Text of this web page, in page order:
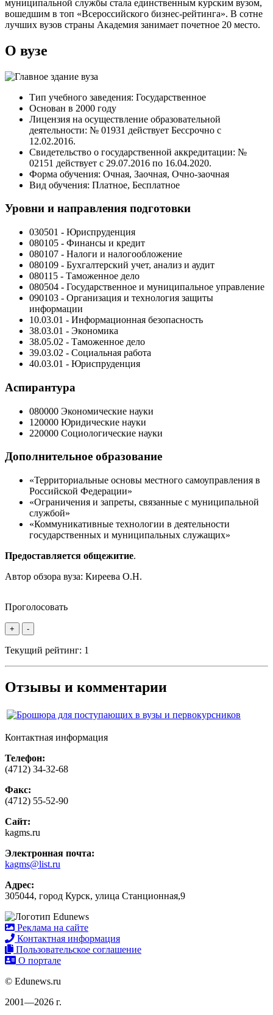
муниципальной службы стала единственным курским вузом,
вошедшим в топ «Всероссийского бизнес-рейтинга». В сотне
лучших вузов страны Академия занимает почетное 20 место.
О вузе
Тип учебного заведения: Государственное
Основан в 2000 году
Лицензия на осуществление образовательной
деятельности: № 01931 действует Бессрочно с
12.02.2016.
Свидетельство о государственной аккредитации: №
02151 дейcтвует с 29.07.2016 по 16.04.2020.
Форма обучения: Очная, Заочная, Очно-заочная
Вид обучения: Платное, Бесплатное
Уровни и направления подготовки
030501 - Юриспруденция
080105 - Финансы и кредит
080107 - Налоги и налогообложение
080109 - Бухгалтерский учет, анализ и аудит
080115 - Таможенное дело
080504 - Государственное и муниципальное управление
090103 - Организация и технология защиты
информации
10.03.01 - Информационная безопасность
38.03.01 - Экономика
38.05.02 - Таможенное дело
39.03.02 - Социальная работа
40.03.01 - Юриспруденция
Аспирантура
080000 Экономические науки
120000 Юридические науки
220000 Социологические науки
Дополнительное образование
«Территориальные основы местного самоуправления в
Российской Федерации»
«Ограничения и запреты, связанные с муниципальной
службой»
«Коммуникативные технологии в деятельности
государственных и муниципальных служащих»
Предоставляется общежитие.
Автор обзора вуза: Киреева О.Н.
Проголосовать
+ -
Текущий рейтинг: 1
Отзывы и комментарии
Контактная информация
Телефон:
(4712) 34-32-68
Факс:
(4712) 55-52-90
Сайт:
kagms.ru
Электронная почта:
kagms@list.ru
Адрес:
305044, город Курск, улица Станционная,9
Реклама на сайте
Контактная информация
Пользовательское соглашение
О портале
© Edunews.ru
2001—2026 г.